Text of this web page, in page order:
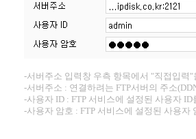
-서버주소 입력창 우측 항목에서 "직접입력"
-서버주소 : 연결하려는 FTP서버의 주소
-사용자 ID : FTP 서비스에 설정된 사용자 ID
-사용자 암호 : FTP 서비스에 설정된 사용자